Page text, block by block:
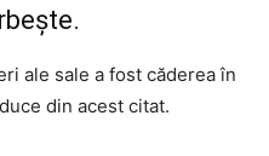
ale sale a fost căderea în
din acest citat.